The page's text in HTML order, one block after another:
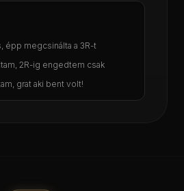
épp megcsinálta a 3R-t
2R-ig engedtem csak
grat aki bent volt!